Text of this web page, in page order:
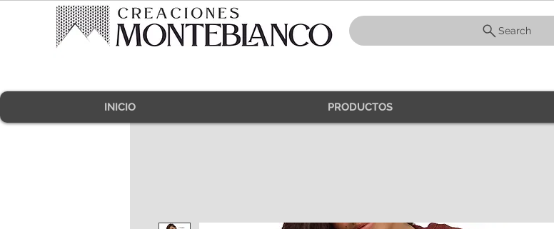
Search
INICIO PRODUCTOS